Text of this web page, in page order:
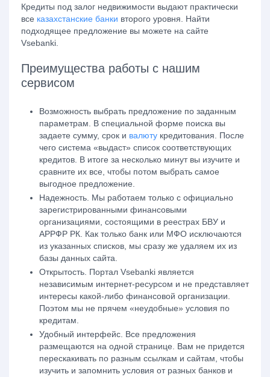
Кредиты под залог недвижимости выдают практически
все казахстанские банки второго уровня. Найти
подходящее предложение вы можете на сайте
Vsebanki.
Преимущества работы с нашим
сервисом
Возможность выбрать предложение по заданным
параметрам.
В специальной форме поиска вы
задаете сумму, срок и валюту кредитования. После
чего система «выдаст» список соответствующих
кредитов. В итоге за несколько минут вы изучите и
сравните их все, чтобы потом выбрать самое
выгодное предложение.
Надежность . Мы работаем только с официально
зарегистрированными финансовыми
организациями, состоящими в реестрах БВУ и
АРРФР РК. Как только банк или МФО исключаются
из указанных списков, мы сразу же удаляем их из
базы данных сайта.
Открытость . Портал Vsebanki является
независимым интернет-ресурсом и не представляет
интересы какой-либо финансовой организации.
Поэтом мы не прячем «неудобные» условия по
кредитам.
Удобный интерфейс . Все предложения
размещаются на одной странице. Вам не придется
перескакивать по разным ссылкам и сайтам, чтобы
изучить и запомнить условия от разных банков и